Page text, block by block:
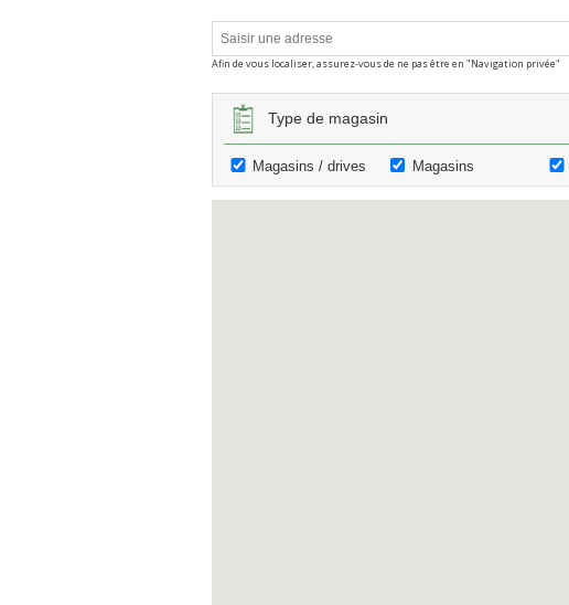
Afin de vous localiser, assurez-vous de ne pas être en "Navigation privée"
Type de magasin
Magasins / drives Magasins